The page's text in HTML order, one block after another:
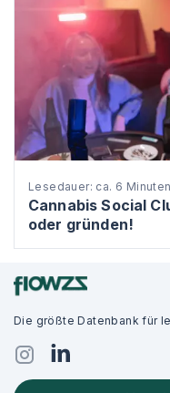
Lesedauer: ca. 6 Minuten
Cannabis Social
oder gründen!
Die größte Datenbank für